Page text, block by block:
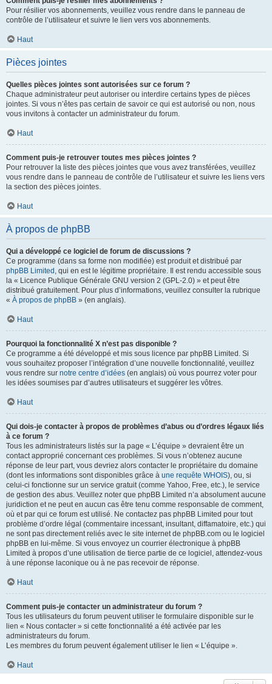
Pour résilier vos abonnements, veuillez vous rendre dans le panneau de
contrôle de l’utilisateur et suivre le lien vers vos abonnements.
Haut
Pièces jointes
Quelles pièces jointes sont autorisées sur ce forum ?
Chaque administrateur peut autoriser ou interdire certains types de pièces
jointes. Si vous n’êtes pas certain de savoir ce qui est autorisé ou non, nous
vous invitons à contacter un administrateur du forum.
Haut
Comment puis-je retrouver toutes mes pièces jointes ?
Pour retrouver la liste des pièces jointes que vous avez transférées, veuillez
vous rendre dans le panneau de contrôle de l’utilisateur et suivre les liens vers
la section des pièces jointes.
Haut
À propos de phpBB
Qui a développé ce logiciel de forum de discussions ?
Ce programme (dans sa forme non modifiée) est produit et distribué par
phpBB Limited , qui en est le légitime propriétaire. Il est rendu accessible sous
la « Licence Publique Générale GNU version 2 (GPL-2.0) » et peut être
distribué gratuitement. Pour plus d’informations, veuillez consulter la rubrique
« À propos de phpBB » (en anglais).
Haut
Pourquoi la fonctionnalité X n’est pas disponible ?
Ce programme a été développé et mis sous licence par phpBB Limited. Si
vous souhaitez proposer l’intégration d’une nouvelle fonctionnalité, veuillez
vous rendre sur notre centre d’idées (en anglais) où vous pourrez voter pour
les idées soumises par d’autres utilisateurs et suggérer les vôtres.
Haut
Qui dois-je contacter à propos de problèmes d’abus ou d’ordres légaux liés
à ce forum ?
Tous les administrateurs listés sur la page « L’équipe » devraient être un
contact approprié concernant ces problèmes. Si vous n’obtenez aucune
réponse de leur part, vous devriez alors contacter le propriétaire du domaine
(dont les informations sont disponibles grâce à une requête WHOIS), ou, si
celui-ci fonctionne sur un service gratuit (comme Yahoo, Free, etc.), le service
de gestion des abus. Veuillez noter que phpBB Limited n’a absolument aucune
juridiction et ne peut en aucun cas être tenu comme responsable de comment,
où et par qui ce forum est utilisé. Ne contactez pas phpBB Limited pour tout
problème d’ordre légal (commentaire incessant, insultant, diffamatoire, etc.) qui
ne sont pas directement reliés avec le site internet de phpBB.com ou le logiciel
phpBB en lui-même. Si vous envoyez un courrier électronique à phpBB
Limited à propos d’une utilisation de tierce partie de ce logiciel, attendez-vous
à une réponse laconique ou à ne pas recevoir de réponse.
Haut
Comment puis-je contacter un administrateur du forum ?
Tous les utilisateurs du forum peuvent utiliser le formulaire disponible sur le
lien « Nous contacter » si cette fonctionnalité a été activée par les
administrateurs du forum.
Les membres du forum peuvent également utiliser le lien « L’équipe ».
Haut